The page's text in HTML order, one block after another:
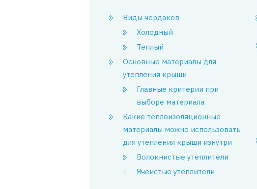
Виды чердаков
Холодный
Теплый
Основные материалы для
утепления крыши
Главные критерии при
выборе материала
Какие теплоизоляционные
материалы можно использовать
для утепления крыши изнутри
Волокнистые утеплители
Ячеистые утеплители